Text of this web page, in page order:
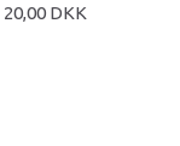
20,00 DKK